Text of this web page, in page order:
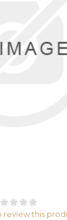
review this